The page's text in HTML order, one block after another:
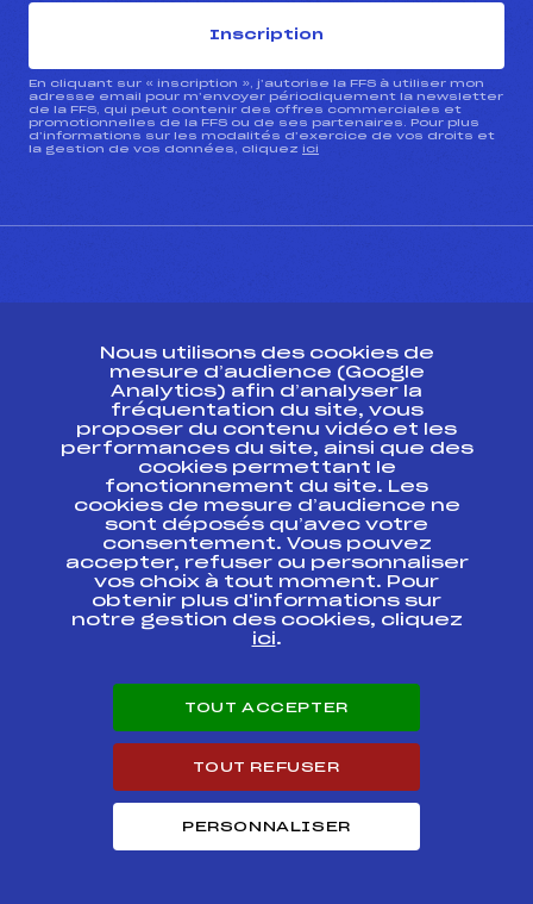
Inscription
En cliquant sur « inscription », j’autorise la FFS à utiliser mon
adresse email pour m’envoyer périodiquement la newsletter
de la FFS, qui peut contenir des offres commerciales et
promotionnelles de la FFS ou de ses partenaires. Pour plus
d’informations sur les modalités d’exercice de vos droits et
la gestion de vos données, cliquez ici
ESPACE PRESSE
Ressources
Pass’Neige
Projet sportif fédéral
Projet de performance fédéral
Antidopage
Pôle Développement, Formation, Suivi
Scientifique
Listes ministérielles
Pôle vie de l’athlète
Carrières
Nous utilisons des cookies de
mesure d’audience (Google
Analytics) afin d’analyser la
fréquentation du site, vous
proposer du contenu vidéo et les
performances du site, ainsi que des
cookies permettant le
fonctionnement du site. Les
cookies de mesure d’audience ne
sont déposés qu’avec votre
consentement. Vous pouvez
accepter, refuser ou personnaliser
vos choix à tout moment. Pour
obtenir plus d'informations sur
notre gestion des cookies, cliquez
ici.
TOUT ACCEPTER
TOUT REFUSER
PERSONNALISER